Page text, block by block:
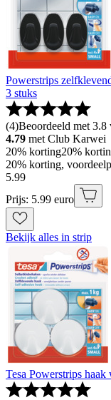
Powerstrips
3 stuks
(4)Beoordeeld met 3.8
4.79 met Club Karwei
20% korting20%
20% korting,
5.99
Prijs: 5.99 euro
Bekijk alles in strip
Tesa Powerstrips haak